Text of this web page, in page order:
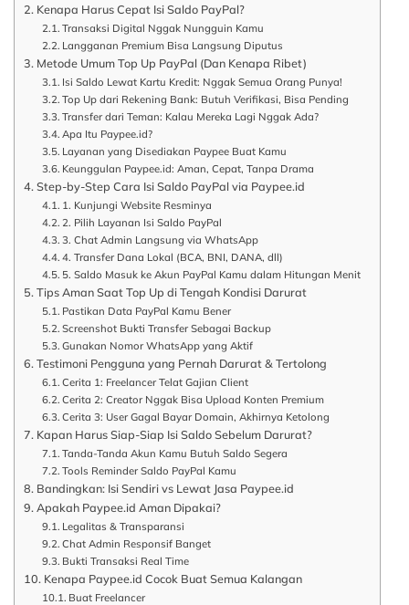
Kenapa Harus Cepat Isi Saldo PayPal?
Transaksi Digital Nggak Nungguin Kamu
Langganan Premium Bisa Langsung Diputus
Metode Umum Top Up PayPal (Dan Kenapa Ribet)
Isi Saldo Lewat Kartu Kredit: Nggak Semua Orang Punya!
Top Up dari Rekening Bank: Butuh Verifikasi, Bisa Pending
Transfer dari Teman: Kalau Mereka Lagi Nggak Ada?
Apa Itu Paypee.id?
Layanan yang Disediakan Paypee Buat Kamu
Keunggulan Paypee.id: Aman, Cepat, Tanpa Drama
Step-by-Step Cara Isi Saldo PayPal via Paypee.id
1. Kunjungi Website Resminya
2. Pilih Layanan Isi Saldo PayPal
3. Chat Admin Langsung via WhatsApp
4. Transfer Dana Lokal (BCA, BNI, DANA, dll)
5. Saldo Masuk ke Akun PayPal Kamu dalam Hitungan Menit
Tips Aman Saat Top Up di Tengah Kondisi Darurat
Pastikan Data PayPal Kamu Bener
Screenshot Bukti Transfer Sebagai Backup
Gunakan Nomor WhatsApp yang Aktif
Testimoni Pengguna yang Pernah Darurat & Tertolong
Cerita 1: Freelancer Telat Gajian Client
Cerita 2: Creator Nggak Bisa Upload Konten Premium
Cerita 3: User Gagal Bayar Domain, Akhirnya Ketolong
Kapan Harus Siap-Siap Isi Saldo Sebelum Darurat?
Tanda-Tanda Akun Kamu Butuh Saldo Segera
Tools Reminder Saldo PayPal Kamu
Bandingkan: Isi Sendiri vs Lewat Jasa Paypee.id
Apakah Paypee.id Aman Dipakai?
Legalitas & Transparansi
Chat Admin Responsif Banget
Bukti Transaksi Real Time
Kenapa Paypee.id Cocok Buat Semua Kalangan
Buat Freelancer